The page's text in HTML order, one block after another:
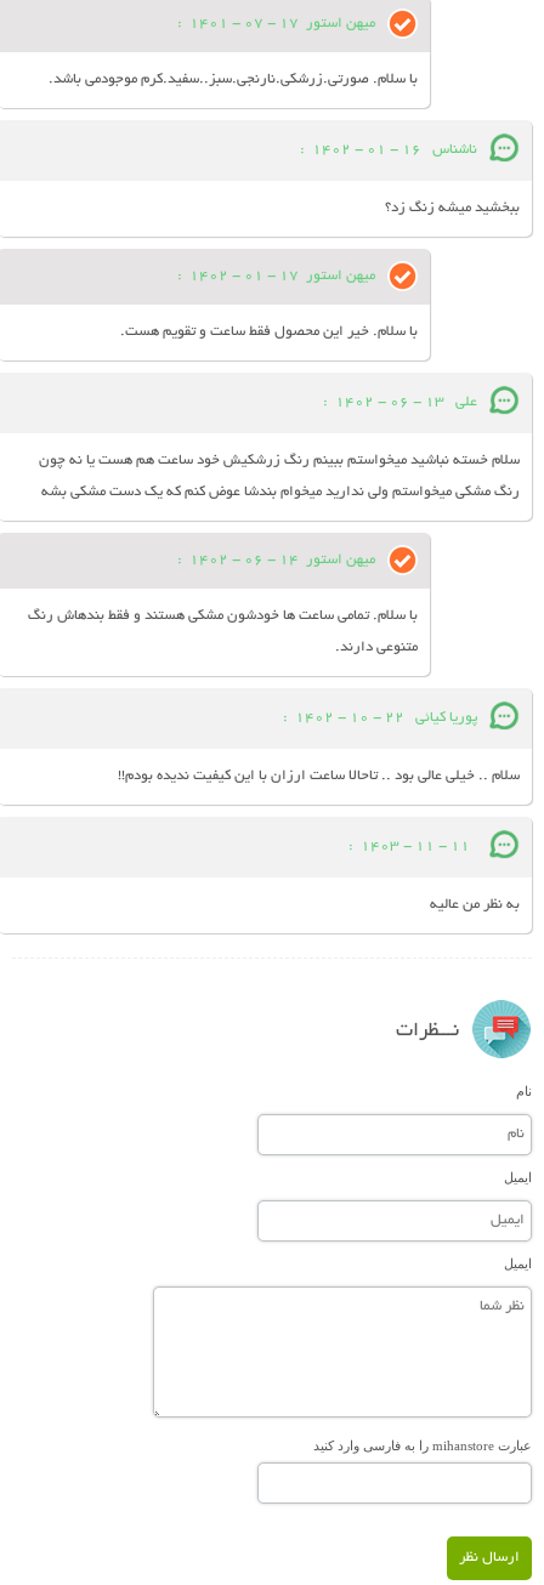
میهن استور 17 - 07 - 1401
:
با سلام. صورتی.زرشکی.نارنجی.سبز..سفید.کرم موجودمی باشد.
ناشناس 16 - 01 - 1402
:
ببخشید میشه زنگ زد؟
میهن استور 17 - 01 - 1402
:
با سلام. خیر این محصول فقط ساعت و تقویم هست.
علی 13 - 06 - 1402
:
سلام خسته نباشید میخواستم ببینم رنگ زرشکیش خود ساعت هم هست یا نه چون
رنگ مشکی میخواستم ولی ندارید میخوام بندشا عوض کنم که یک دست مشکی بشه
میهن استور 14 - 06 - 1402
:
با سلام. تمامی ساعت ها خودشون مشکی هستند و فقط بندهاش رنگ
متنوعی دارند.
پوریا کیائی 22 - 10 - 1402
:
سلام .. خیلی عالی بود .. تاحالا ساعت ارزان با این کیفیت ندیده بودم!!
11 - 11 - 1403
:
به نظر من عالیه
نـــظرات
نام
ایمیل
ایمیل
عبارت mihanstore را به فارسی وارد کنید
ارسال نظر